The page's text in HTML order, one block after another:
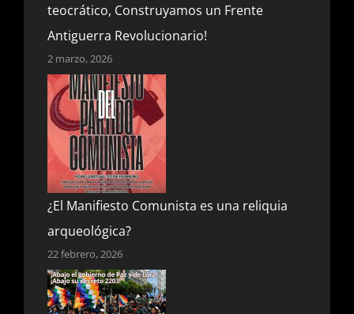
teocrático, Construyamos un Frente
Antiguerra Revolucionario!
2 marzo, 2026
¿El Manifiesto Comunista es una reliquia
arqueológica?
22 febrero, 2026